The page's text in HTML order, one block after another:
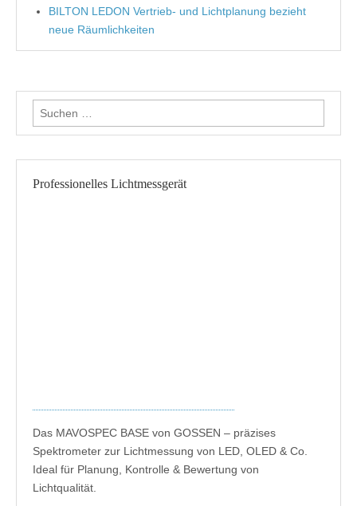
BILTON LEDON Vertrieb- und Lichtplanung bezieht
neue Räumlichkeiten
Suche nach:
Professionelles Lichtmessgerät
Das MAVOSPEC BASE von GOSSEN – präzises
Spektrometer zur Lichtmessung von LED, OLED & Co.
Ideal für Planung, Kontrolle & Bewertung von
Lichtqualität.